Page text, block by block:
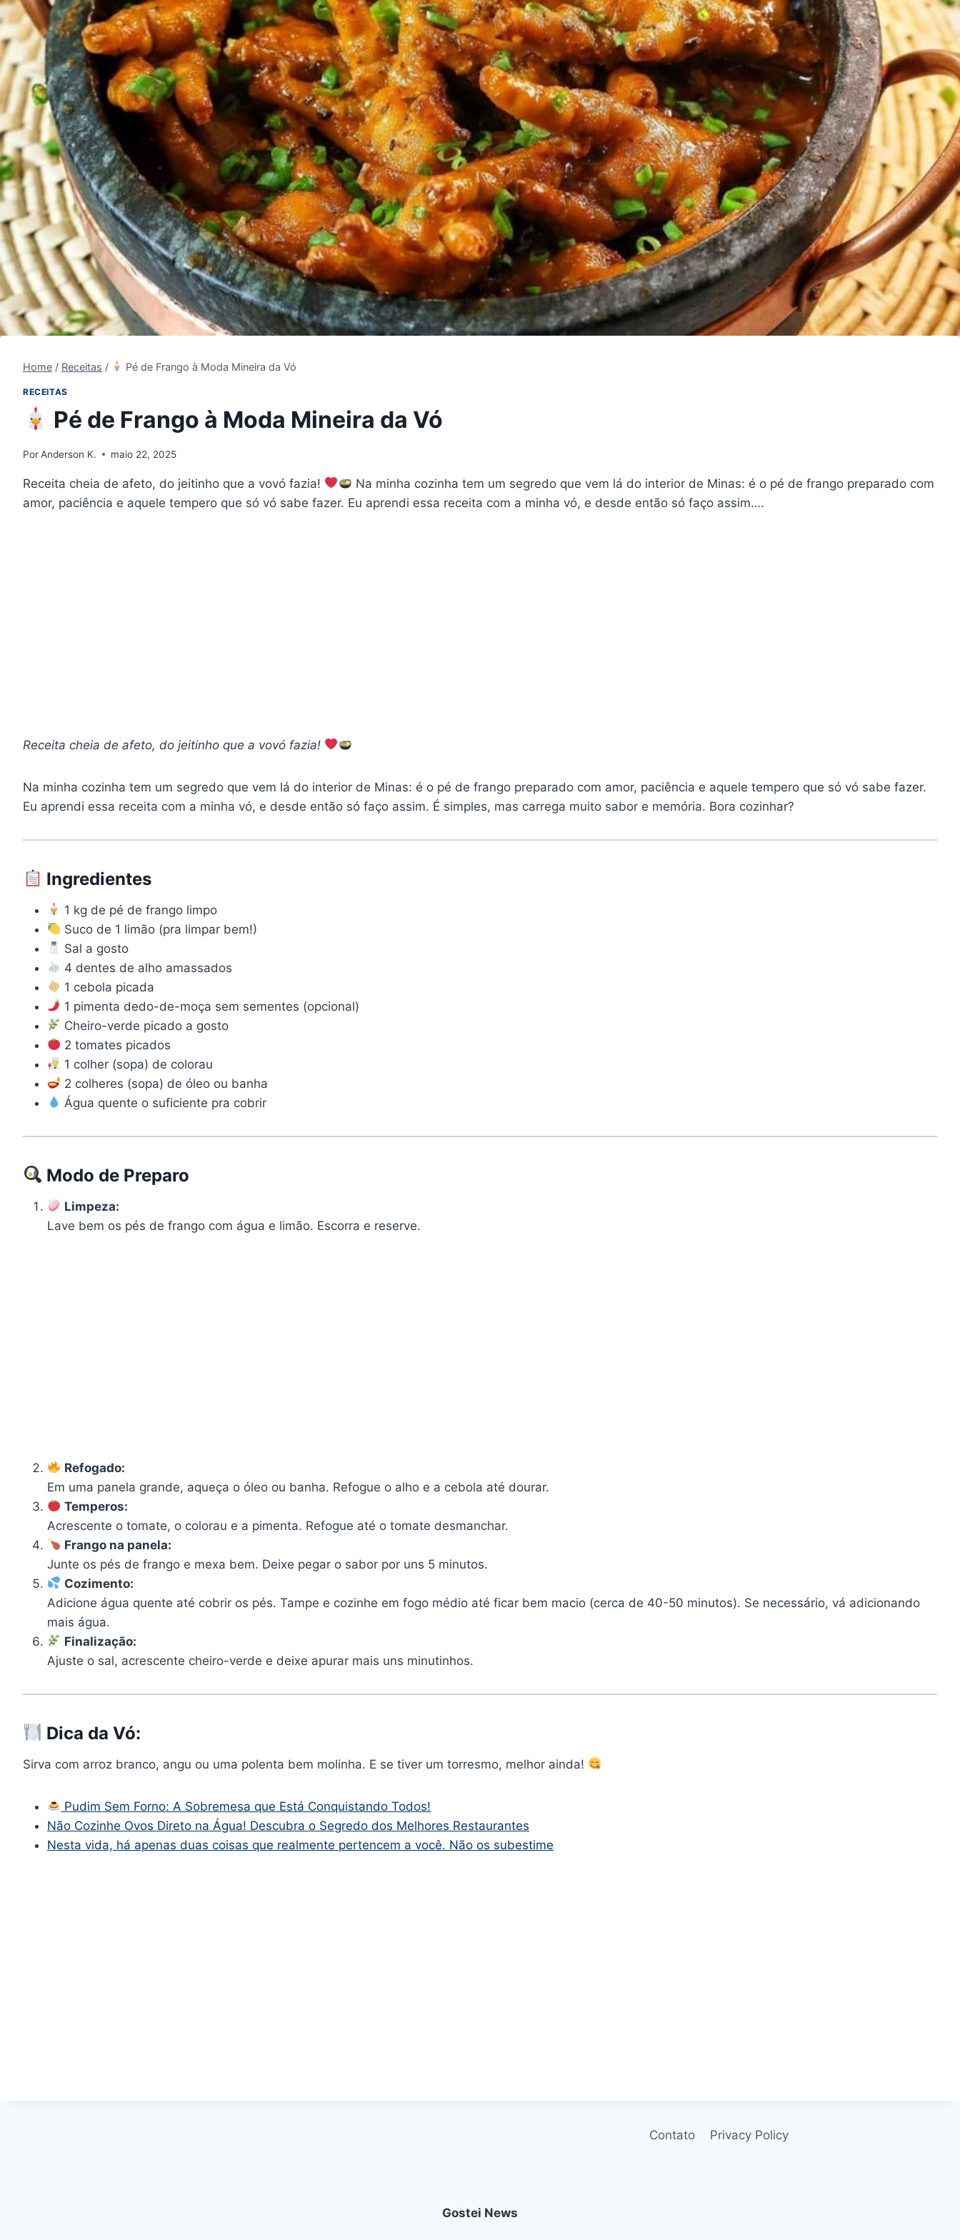
Home / Receitas / Pé de Frango à Moda Mineira da Vó
RECEITAS
Pé de Frango à Moda Mineira da Vó
PorAnderson K. maio 22, 2025
Receita cheia de afeto, do jeitinho que a vovó fazia!
Na minha cozinha tem um segredo que vem lá do interior de Minas: é o pé de frango preparado com
amor, paciência e aquele tempero que só vó sabe fazer. Eu aprendi essa receita com a minha vó, e desde então só faço assim….
Receita cheia de afeto, do jeitinho que a vovó fazia!
Na minha cozinha tem um segredo que vem lá do interior de Minas: é o pé de frango preparado com amor, paciência e aquele tempero que só vó sabe fazer.
Eu aprendi essa receita com a minha vó, e desde então só faço assim. É simples, mas carrega muito sabor e memória. Bora cozinhar?
Ingredientes
1 kg de pé de frango limpo
Suco de 1 limão (pra limpar bem!)
Sal a gosto
4 dentes de alho amassados
1 cebola picada
1 pimenta dedo-de-moça sem sementes (opcional)
Cheiro-verde picado a gosto
2 tomates picados
1 colher (sopa) de colorau
2 colheres (sopa) de óleo ou banha
Água quente o suficiente pra cobrir
Modo de Preparo
Limpeza:
Lave bem os pés de frango com água e limão. Escorra e reserve.
Refogado:
Em uma panela grande, aqueça o óleo ou banha. Refogue o alho e a cebola até dourar.
Temperos:
Acrescente o tomate, o colorau e a pimenta. Refogue até o tomate desmanchar.
Frango na panela:
Junte os pés de frango e mexa bem. Deixe pegar o sabor por uns 5 minutos.
Cozimento:
Adicione água quente até cobrir os pés. Tampe e cozinhe em fogo médio até ficar bem macio (cerca de 40-50 minutos). Se necessário, vá adicionando
mais água.
Finalização:
Ajuste o sal, acrescente cheiro-verde e deixe apurar mais uns minutinhos.
Dica da Vó:
Sirva com arroz branco, angu ou uma polenta bem molinha. E se tiver um torresmo, melhor ainda!
Pudim Sem Forno: A Sobremesa que Está Conquistando Todos!
Não Cozinhe Ovos Direto na Água! Descubra o Segredo dos Melhores Restaurantes
Nesta vida, há apenas duas coisas que realmente pertencem a você. Não os subestime
Contato Privacy Policy
Gostei News